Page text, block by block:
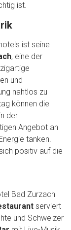
ist.
ist seine
, eine der
und
nahtlos zu
können die
der
Angebot an
tanken.
positiv auf die
Bad Zurzach
serviert
und Schweizer